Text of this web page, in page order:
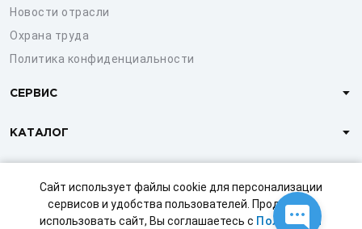
Сайт использует файлы cookie для персонализации
сервисов и удобства пользователей. Продолжая
использовать сайт, Вы соглашаетесь с Политикой
Новости отрасли
Охрана труда
Политика конфиденциальности
СЕРВИС
КАТАЛОГ